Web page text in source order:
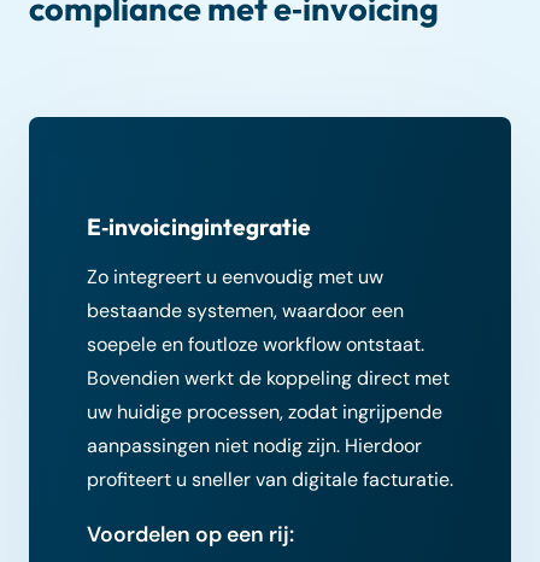
compliance met e‑invoicing
E‑invoicingintegratie
Zo integreert u eenvoudig met uw
bestaande systemen, waardoor een
soepele en foutloze workflow ontstaat.
Bovendien werkt de koppeling direct met
uw huidige processen, zodat ingrijpende
aanpassingen niet nodig zijn. Hierdoor
profiteert u sneller van digitale facturatie.
Voordelen op een rij: